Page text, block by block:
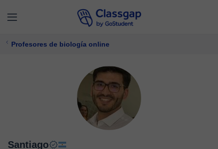
Profesores de biología online
Santiago